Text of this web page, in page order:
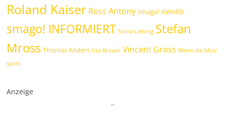
Roland Kaiser Ross Antony smago! AWARD
smago! INFORMIERT Sonia Liebing Stefan
Mross Thomas Anders Uta Bresan Vincent Gross Wenn die Musi
spielt
Anzeige
..